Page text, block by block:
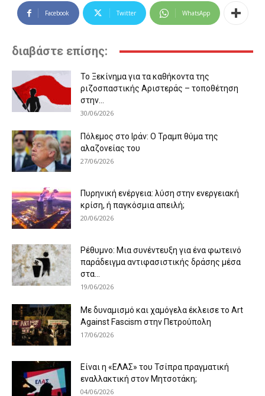
Facebook Twitter WhatsApp
διαβάστε επίσης:
Το Ξεκίνημα για τα καθήκοντα της
ριζοσπαστικής Αριστεράς – τοποθέτηση
στην...
30/06/2026
Πόλεμος στο Ιράν: Ο Τραμπ θύμα της
αλαζονείας του
27/06/2026
Πυρηνική ενέργεια: λύση στην ενεργειακή
κρίση, ή παγκόσμια απειλή;
20/06/2026
Ρέθυμνο: Μια συνέντευξη για ένα φωτεινό
παράδειγμα αντιφασιστικής δράσης μέσα
στα...
19/06/2026
Με δυναμισμό και χαμόγελα έκλεισε το Art
Against Fascism στην Πετρούπολη
17/06/2026
Είναι η «ΕΛΑΣ» του Τσίπρα πραγματική
εναλλακτική στον Μητσοτάκη;
04/06/2026